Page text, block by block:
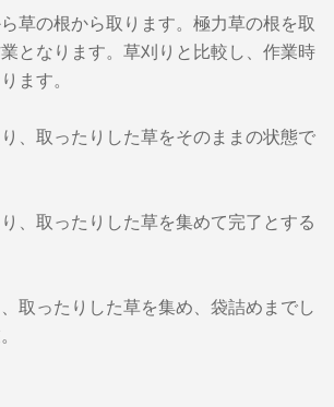
ら草の根から取ります。極力草の根を取
となります。草刈りと比較し、作業時
ます。
り、取ったりした草をそのままの状態で
り、取ったりした草を集めて完了とする
、取ったりした草を集め、袋詰めまでし